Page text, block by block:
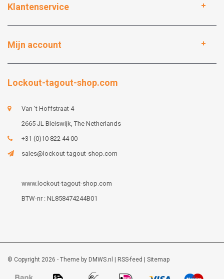
Klantenservice
Mijn account
Lockout-tagout-shop.com
Van 't Hoffstraat 4
2665 JL Bleiswijk, The Netherlands
+31 (0)10 822 44 00
sales@lockout-tagout-shop.com
www.lockout-tagout-shop.com
BTW-nr : NL858474244B01
© Copyright 2026 - Theme by DMWS.nl RSS-feed Sitemap